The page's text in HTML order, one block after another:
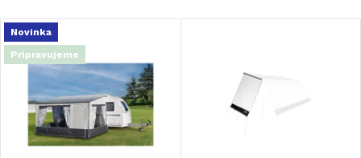
a
d
n
Najdrahšie
Najpredávanejšie
Abecedne
V
p
Novinka
Pripravujeme